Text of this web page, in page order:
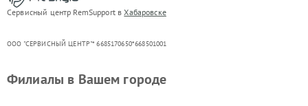
Сервисный центр RemSupport вХабаровске
ООО "СЕРВИСНЫЙ ЦЕНТР"* 6685170650*668501001
Филиалы в Вашем городе